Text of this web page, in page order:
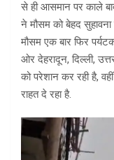
से ही आसमान पर काले
ने मौसम को बेहद
मौसम एक बार फिर
ओर देहरादून, दिल्ली,
को परेशान कर रही है,
राहत दे रहा है.